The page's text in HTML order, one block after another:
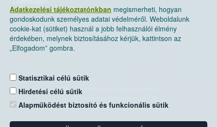
Adatkezelési tájékoztatónkban megismerheti, hogyan
gondoskodunk személyes adatai védelméről. Weboldalunk
cookie-kat (sütiket) használ a jobb felhasználói élmény
érdekében, melynek biztosításához kérjük, kattintson az
„Elfogadom” gombra.
Statisztikai célú sütik
Hirdetési célú sütik
Alapműködést biztosító és funkcionális sütik
Nemzeti Élelmiszerlánc-biztonsági Hivatal
Levelezési cím: 1525 Budapest. Pf. 30.